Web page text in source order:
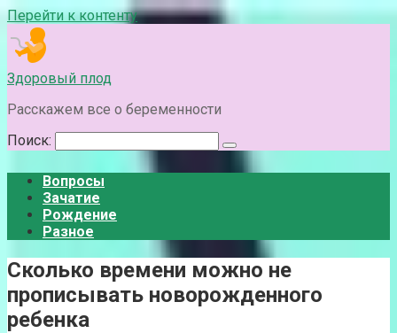
Перейти к контенту
Здоровый плод
Расскажем все о беременности
Поиск:
Вопросы
Зачатие
Рождение
Разное
Сколько времени можно не
прописывать новорожденного
ребенка